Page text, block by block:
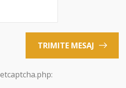
TRIMITE MESAJ